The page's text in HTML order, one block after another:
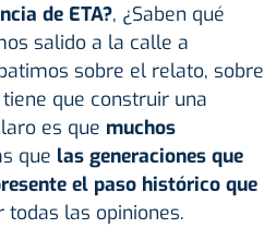
de ETA?, ¿Saben qué
salido a la calle a
sobre el relato, sobre
que construir una
es que muchos
que las generaciones que
el paso histórico que
todas las opiniones.